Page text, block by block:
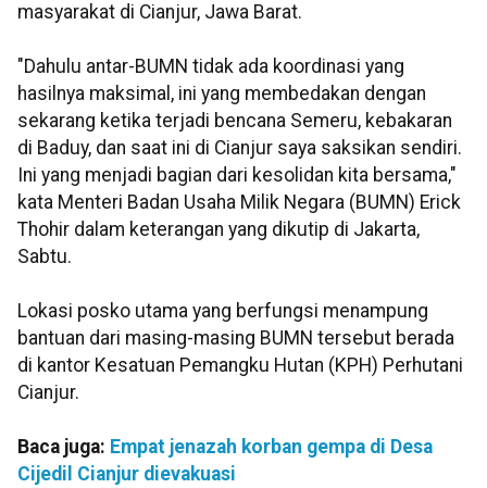
masyarakat di Cianjur, Jawa Barat.
"Dahulu antar-BUMN tidak ada koordinasi yang
hasilnya maksimal, ini yang membedakan dengan
sekarang ketika terjadi bencana Semeru, kebakaran
di Baduy, dan saat ini di Cianjur saya saksikan sendiri.
Ini yang menjadi bagian dari kesolidan kita bersama,"
kata Menteri Badan Usaha Milik Negara (BUMN) Erick
Thohir dalam keterangan yang dikutip di Jakarta,
Sabtu.
Lokasi posko utama yang berfungsi menampung
bantuan dari masing-masing BUMN tersebut berada
di kantor Kesatuan Pemangku Hutan (KPH) Perhutani
Cianjur.
Baca juga: Empat jenazah korban gempa di Desa
Cijedil Cianjur dievakuasi